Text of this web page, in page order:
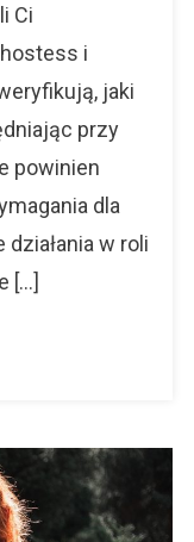
Ci
i
jaki
przy
powinien
dla
w roli
[…]